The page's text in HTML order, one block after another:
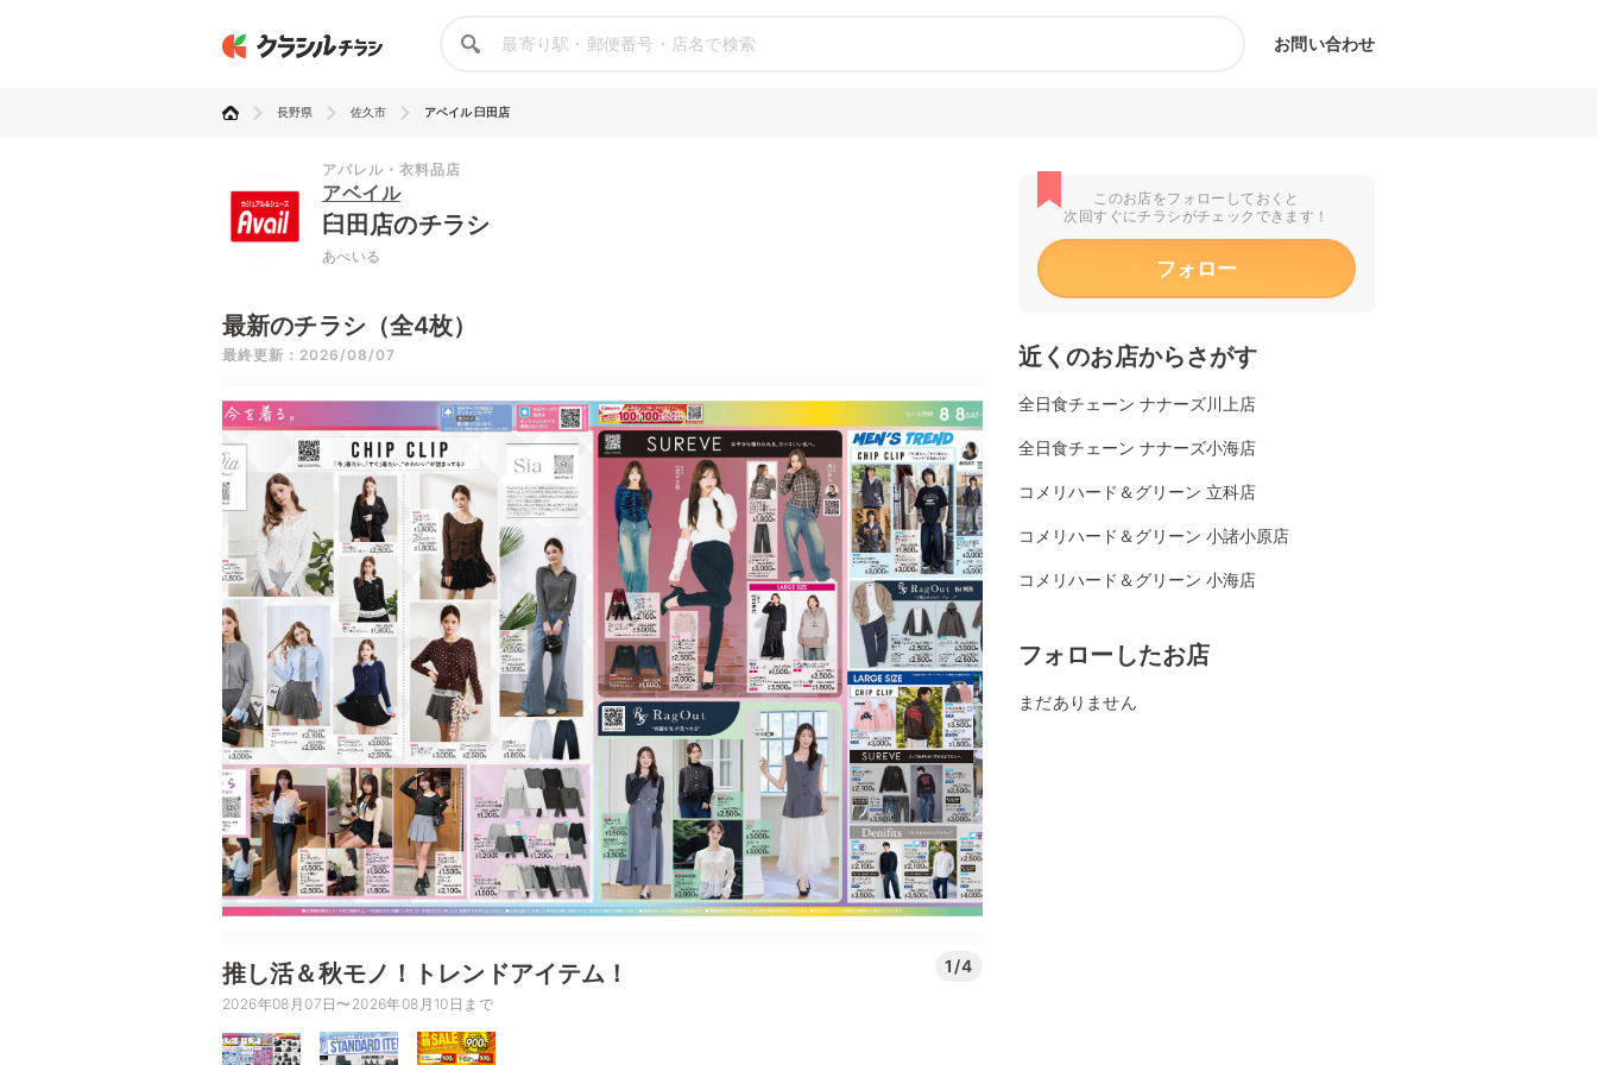
お問い合わせ
長野県 佐久市 アベイル 臼田店
アパレル・衣料品店
アベイル
臼田店のチラシ
あべいる
最新のチラシ（全4枚）
最終更新：2026/08/07
推し活＆秋モノ！トレンドアイテム！ 1/4
2026年08月07日〜2026年08月10日まで
このお店をフォローしておくと
次回すぐにチラシがチェックできます！
フォロー
近くのお店からさがす
全日食チェーン ナナーズ川上店
全日食チェーン ナナーズ小海店
コメリハード＆グリーン 立科店
コメリハード＆グリーン 小諸小原店
コメリハード＆グリーン 小海店
フォローしたお店
まだありません